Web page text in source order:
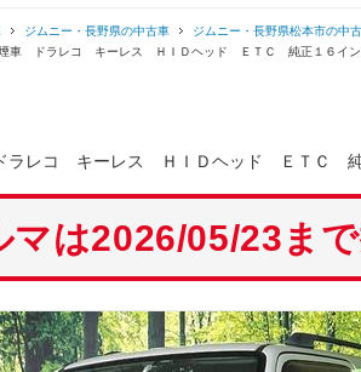
ジムニー・長野県の中古車
ジムニー・長野県松本市の中
車 ドラレコ キーレス ＨＩＤヘッド ＥＴＣ 純正１６イン
コ キーレス ＨＩＤヘッド ＥＴＣ 純正
マは2026/05/23ま